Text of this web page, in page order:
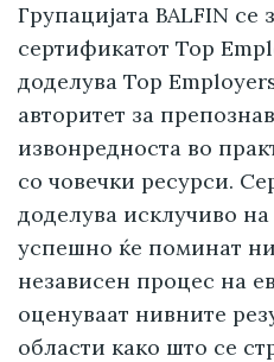
Групацијата BALFIN се
сертификатот Top
доделува Top
авторитет за
извонредноста во
со човечки ресурси.
доделува исклучиво
успешно ќе поминат
независен процес на
оценуваат нивните
области како што се